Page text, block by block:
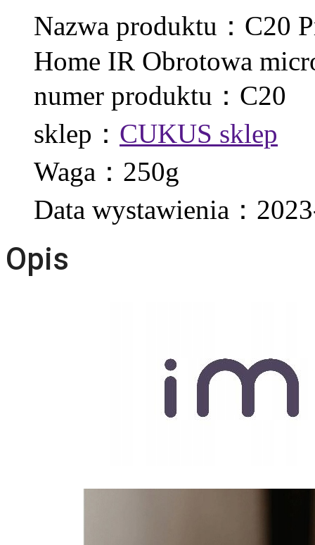
Nazwa produktu：C20
Home IR Obrotowa
numer produktu：C20
sklep： CUKUS sklep
Waga：250g
Data wystawienia：
Opis